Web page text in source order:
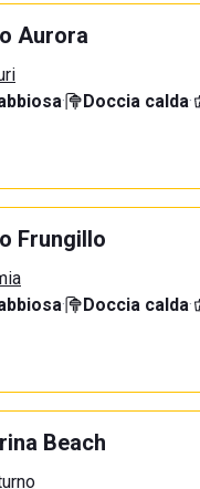
Aurora
· Doccia calda·
Frungillo
· Doccia calda·
Beach